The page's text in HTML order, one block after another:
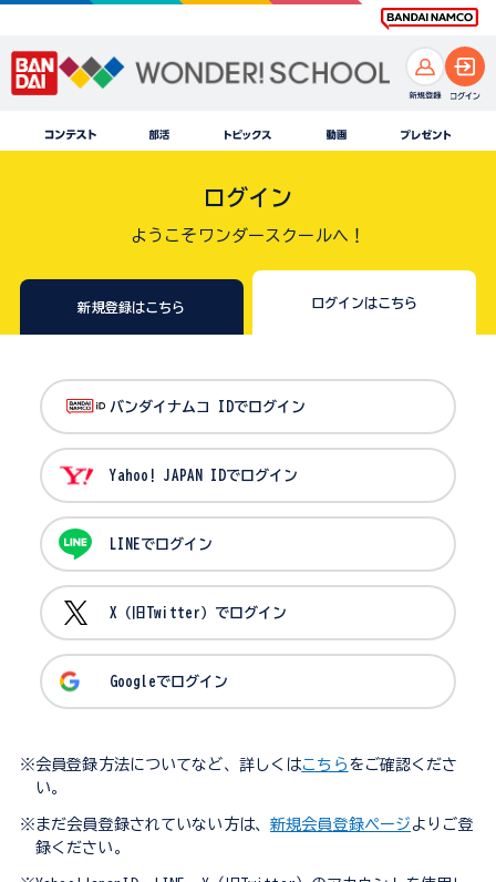
ログイン
ようこそワンダースクールへ！
新規登録はこちら ログインはこちら
バンダイナムコ IDでログイン
Yahoo! JAPAN IDでログイン
LINEでログイン
X（旧Twitter）でログイン
Googleでログイン
※会員登録方法についてなど、詳しくはこちら をご確認くださ
い。
※まだ会員登録されていない方は、 新規会員登録ページ よりご登
録ください。